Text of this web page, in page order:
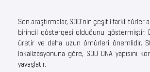
Son araştırmalar, SOD'nin çeşitli farklı türler
birincil göstergesi olduğunu göstermiştir.
üretir ve daha uzun ömürleri önemlidir.
lokalizasyonuna göre, SOD DNA yapısını
yavaşlatır.